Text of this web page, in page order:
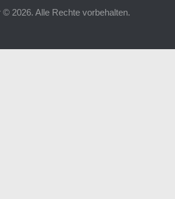
© 2026. Alle Rechte vorbehalten.